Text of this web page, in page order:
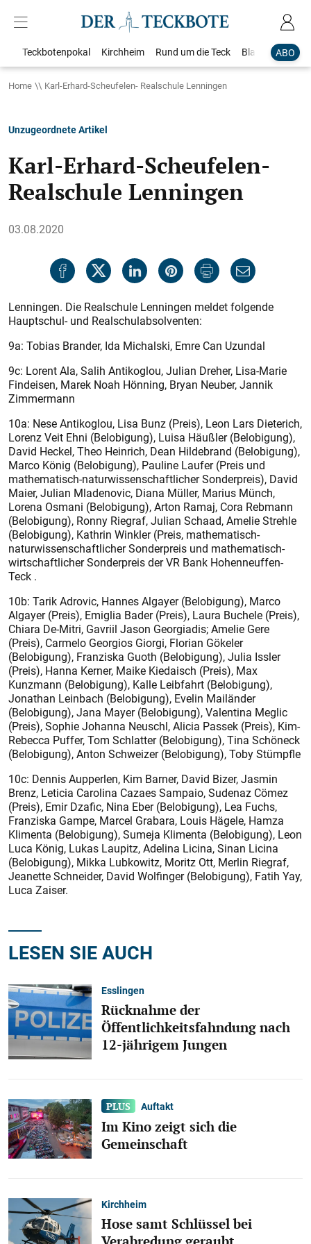
ABO
Teckbotenpokal Kirchheim Rund um die Teck Blaulicht
Home Karl-Erhard-Scheufelen- Realschule Lenningen
Unzugeordnete Artikel
Karl-Erhard-Scheufelen-
Realschule Lenningen
03.08.2020
Lenningen. Die Realschule Lenningen meldet folgende
Hauptschul- und Realschulabsolventen:
9a: Tobias Brander, Ida Michalski, Emre Can Uzundal
9c: Lorent Ala, Salih Antikoglou, Julian Dreher, Lisa-Marie
Findeisen, Marek Noah Hönning, Bryan Neuber, Jannik
Zimmermann
10a: Nese Antikoglou, Lisa Bunz (Preis), Leon Lars Dieterich,
Lorenz Veit Ehni (Belobigung), Luisa Häußler (Belobigung),
David Heckel, Theo Heinrich, Dean Hildebrand (Belobigung),
Marco König (Belobigung), Pauline Laufer (Preis und
mathematisch-naturwissenschaftlicher Sonderpreis), David
Maier, Julian Mladenovic, Diana Müller, Marius Münch,
Lorena Osmani (Belobigung), Arton Ramaj, Cora Rebmann
(Belobigung), Ronny Riegraf, Julian Schaad, Amelie Strehle
(Belobigung), Kathrin Winkler (Preis, mathematisch-
naturwissenschaftlicher Sonderpreis und mathematisch-
wirtschaftlicher Sonderpreis der VR Bank Hohenneuffen-
Teck .
10b: Tarik Adrovic, Hannes Algayer (Belobigung), Marco
Algayer (Preis), Emiglia Bader (Preis), Laura Buchele (Preis),
Chiara De-Mitri, Gavriil Jason Georgiadis; Amelie Gere
(Preis), Carmelo Georgios Giorgi, Florian Gökeler
(Belobigung), Franziska Guoth (Belobigung), Julia Issler
(Preis), Hanna Kerner, Maike Kiedaisch (Preis), Max
Kunzmann (Belobigung), Kalle Leibfahrt (Belobigung),
Jonathan Leinbach (Belobigung), Evelin Mailänder
(Belobigung), Jana Mayer (Belobigung), Valentina Meglic
(Preis), Sophie Johanna Neuschl, Alicia Passek (Preis), Kim-
Rebecca Puffer, Tom Schlatter (Belobigung), Tina Schön­eck
(Belobigung), Anton Schweizer (Belobigung), Toby Stümpfle
10c: Dennis Aupperlen, Kim Barner, David Bizer, Jasmin
Brenz, Leticia Carolina Cazaes Sampaio, Sudenaz Cömez
(Preis), Emir Dzafic, Nina Eber (Belobigung), Lea Fuchs,
Franziska Gampe, Marcel Grabara, Louis Hägele, Hamza
Klimenta (Belobigung), Sumeja Klimenta (Belobigung), Leon
Luca König, Lukas Laupitz, Adelina Licina, Sinan Licina
(Belobigung), Mikka Lubkowitz, Moritz Ott, Merlin Riegraf,
Jeanette Schneider, David Wolfinger (Belobigung), Fatih Yay,
Luca Zaiser.
LESEN SIE AUCH
Esslingen
Rücknahme der
Öffentlichkeitsfahndung nach
12-jährigem Jungen
Auftakt
Im Kino zeigt sich die
Gemeinschaft
Kirchheim
Hose samt Schlüssel bei